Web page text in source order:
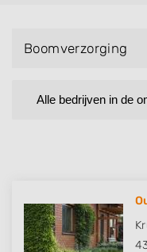
Boomverzorging
Alle bedrijven in de